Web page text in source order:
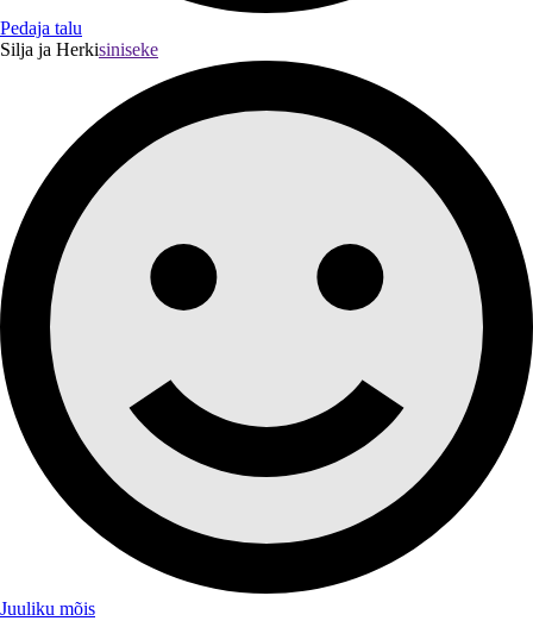
Pedaja talu
Silja ja Herkisiniseke
Juuliku mõis